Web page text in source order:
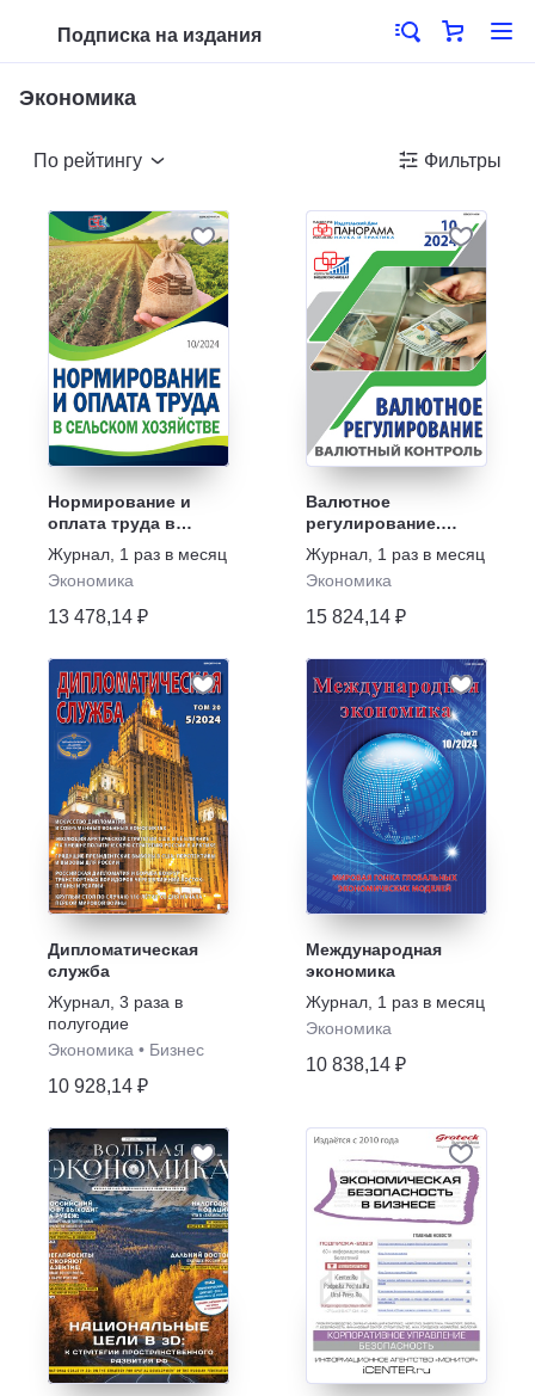
Подписка на издания
Экономика
По рейтингу Фильтры
Нормирование и
оплата труда в
сельском хозяйстве
Журнал 1 раз в месяц
Экономика
13 478,14 ₽
Валютное
регулирование.
Валютный контроль
Журнал 1 раз в месяц
Экономика
15 824,14 ₽
Дипломатическая
служба
Журнал 3 раза в
полугодие
Экономика • Бизнес
10 928,14 ₽
Международная
экономика
Журнал 1 раз в месяц
Экономика
10 838,14 ₽